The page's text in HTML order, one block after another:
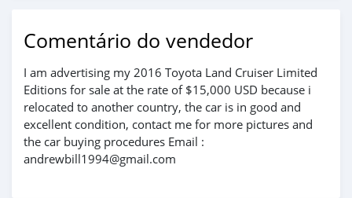
Comentário do vendedor
I am advertising my 2016 Toyota Land Cruiser Limited
Editions for sale at the rate of $15,000 USD because i
relocated to another country, the car is in good and
excellent condition, contact me for more pictures and
the car buying procedures Email :
andrewbill1994@gmail.com